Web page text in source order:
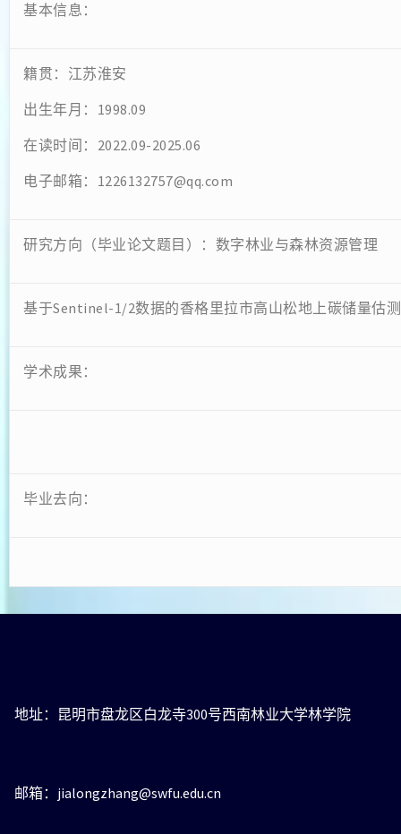
基本信息：
籍贯：江苏淮安
出生年月：1998.09
在读时间：2022.09-2025.06
电子邮箱：1226132757@qq.com
研究方向（毕业论文题目）：数字林业与森林资源管理
基于Sentinel-1/2数据的香格里拉市高山松地上碳储量估
学术成果：
毕业去向：
地址：昆明市盘龙区白龙寺300号西南林业大学林学院
邮箱：jialongzhang@swfu.edu.cn